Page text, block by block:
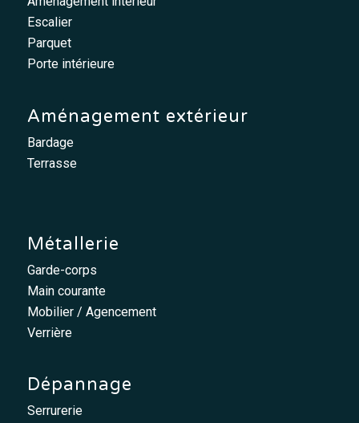
Escalier
Parquet
Porte intérieure
Aménagement extérieur
Bardage
Terrasse
Métallerie
Garde-corps
Main courante
Mobilier / Agencement
Verrière
Dépannage
Serrurerie